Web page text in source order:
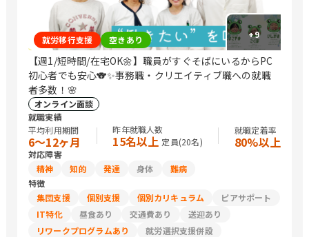
+9
就労移行支援 空きあり
【週1/短時間/在宅OK🌼】職員がすぐそばにいるからPC
初心者でも安心🐨✨事務職・クリエイティブ職への就職
者多数！🌸
オンライン面談
就職実績
平均利用期間
6〜12ヶ月
昨年就職人数
15名以上 定員(20名)
就職定着率
80%以上
対応障害
精神
知的 発達 身体
難病
特徴
集団支援
個別支援 個別カリキュラム
ピアサポート
IT特化
昼食あり 交通費あり
送迎あり
リワークプログラムあり
就労選択支援併設